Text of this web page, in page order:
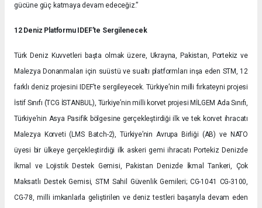
gücüne güç katmaya devam edeceğiz.”
12 Deniz Platformu IDEF’te Sergilenecek
Türk Deniz Kuvvetleri başta olmak üzere, Ukrayna, Pakistan, Portekiz ve
Malezya Donanmaları için suüstü ve sualtı platformları inşa eden STM, 12
farklı deniz projesini IDEF’te sergileyecek. Türkiye’nin milli fırkateyni projesi
İstif Sınıfı (TCG İSTANBUL), Türkiye’nin milli korvet projesi MİLGEM Ada Sınıfı,
Türkiye’nin Asya Pasifik bölgesine gerçekleştirdiği ilk ve tek korvet ihracatı
Malezya Korveti (LMS Batch-2), Türkiye’nin Avrupa Birliği (AB) ve NATO
üyesi bir ülkeye gerçekleştirdiği ilk askeri gemi ihracatı Portekiz Denizde
İkmal ve Lojistik Destek Gemisi, Pakistan Denizde İkmal Tankeri, Çok
Maksatlı Destek Gemisi, STM Sahil Güvenlik Gemileri; CG-1041 CG-3100,
CG-78, milli imkanlarla geliştirilen ve deniz testleri başarıyla devam eden